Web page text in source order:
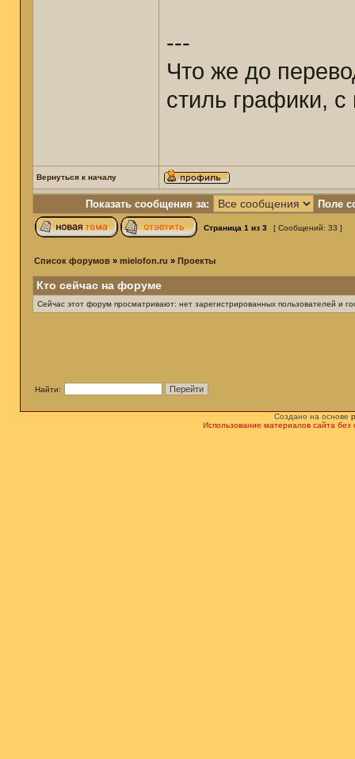
---
Что же до
стиль графики,
Вернуться к началу
Показать сообщения за: Поле
Страница 1 из 3 [ Сообщений: 33 ]
Список форумов » mielofon.ru » Проекты
Кто сейчас на форуме
Сейчас этот форум просматривают: нет зарегистрированных пользователей и
Найти:
Создано на основе
Использование материалов сайта